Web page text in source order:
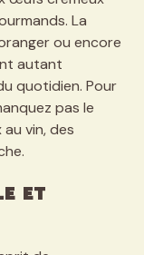
La
ou encore
autant
quotidien. Pour
pas le
vin, des
et